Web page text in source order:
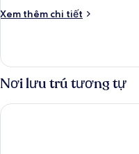
Xem thêm chi tiết
Chi
Lagoon
View
Nơi lưu trú tương tự
Stella Gardens Resort